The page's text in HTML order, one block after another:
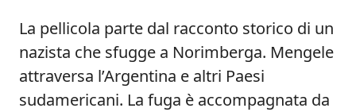
La pellicola parte dal racconto storico di un
nazista che sfugge a Norimberga. Mengele
attraversa l’Argentina e altri Paesi
sudamericani. La fuga è accompagnata da